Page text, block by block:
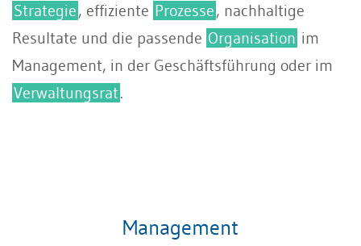
Strategie, effiziente Prozesse, nachhaltige
Resultate und die passende Organisation im
Management, in der Geschäftsführung oder im
Verwaltungsrat.
Management